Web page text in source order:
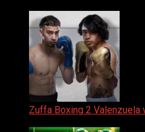
Zuffa Boxing 2